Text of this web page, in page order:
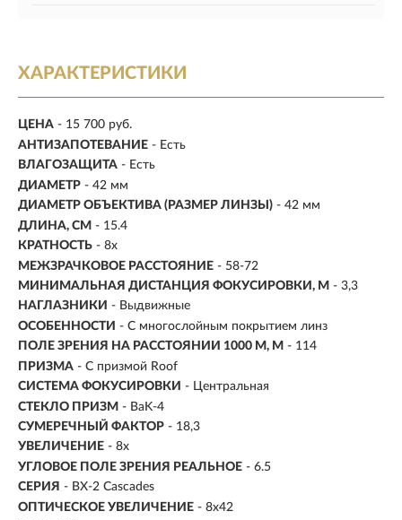
ХАРАКТЕРИСТИКИ
ЦЕНА - 15 700 руб.
АНТИЗАПОТЕВАНИЕ - Есть
ВЛАГОЗАЩИТА - Есть
ДИАМЕТР - 42 мм
ДИАМЕТР ОБЪЕКТИВА (РАЗМЕР ЛИНЗЫ) - 42 мм
ДЛИНА, СМ - 15.4
КРАТНОСТЬ - 8x
МЕЖЗРАЧКОВОЕ РАССТОЯНИЕ - 58-72
МИНИМАЛЬНАЯ ДИСТАНЦИЯ ФОКУСИРОВКИ, М - 3,3
НАГЛАЗНИКИ - Выдвижные
ОСОБЕННОСТИ - С многослойным покрытием линз
ПОЛЕ ЗРЕНИЯ НА РАССТОЯНИИ 1000 М, М - 114
ПРИЗМА - С призмой Roof
СИСТЕМА ФОКУСИРОВКИ - Центральная
СТЕКЛО ПРИЗМ - BaK-4
СУМЕРЕЧНЫЙ ФАКТОР - 18,3
УВЕЛИЧЕНИЕ - 8х
УГЛОВОЕ ПОЛЕ ЗРЕНИЯ РЕАЛЬНОЕ - 6.5
СЕРИЯ - BX-2 Cascades
ОПТИЧЕСКОЕ УВЕЛИЧЕНИЕ - 8x42